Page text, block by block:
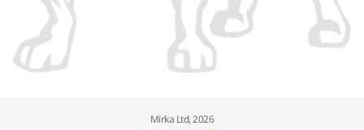
Mirka Ltd, 2026